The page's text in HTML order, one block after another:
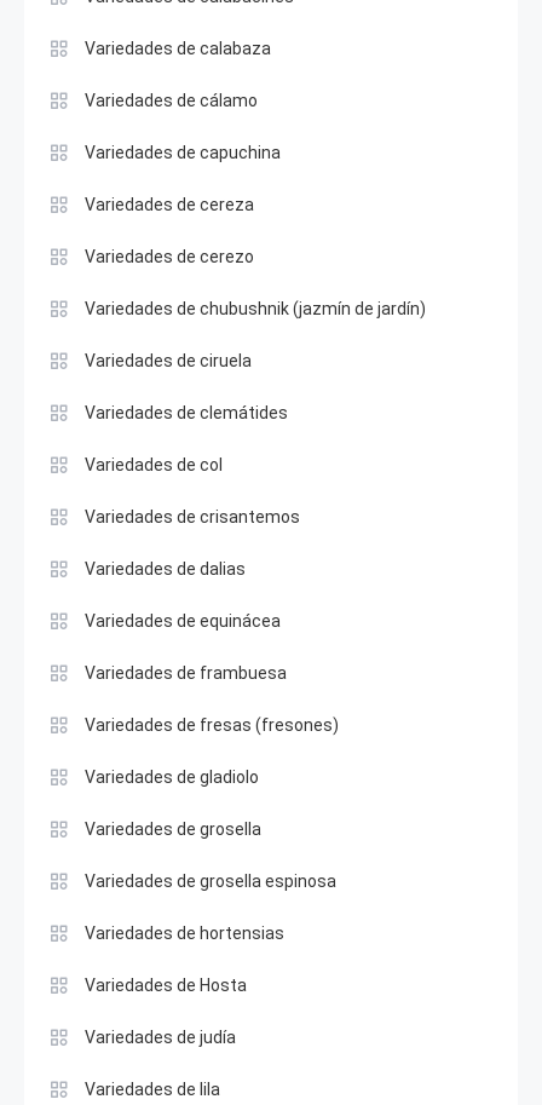
Variedades de calabaza
Variedades de cálamo
Variedades de capuchina
Variedades de cereza
Variedades de cerezo
Variedades de chubushnik (jazmín de jardín)
Variedades de ciruela
Variedades de clemátides
Variedades de col
Variedades de crisantemos
Variedades de dalias
Variedades de equinácea
Variedades de frambuesa
Variedades de fresas (fresones)
Variedades de gladiolo
Variedades de grosella
Variedades de grosella espinosa
Variedades de hortensias
Variedades de Hosta
Variedades de judía
Variedades de lila